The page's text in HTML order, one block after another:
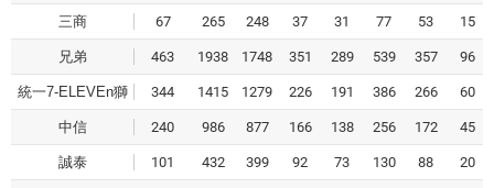
三商 67 265 248 37 31 77 53 15
兄弟 463 1938 1748 351 289 539 357 96
統一7-ELEVEn獅 344 1415 1279 226 191 386 266 60
中信 240 986 877 166 138 256 172 45
誠泰 101 432 399 92 73 130 88 20